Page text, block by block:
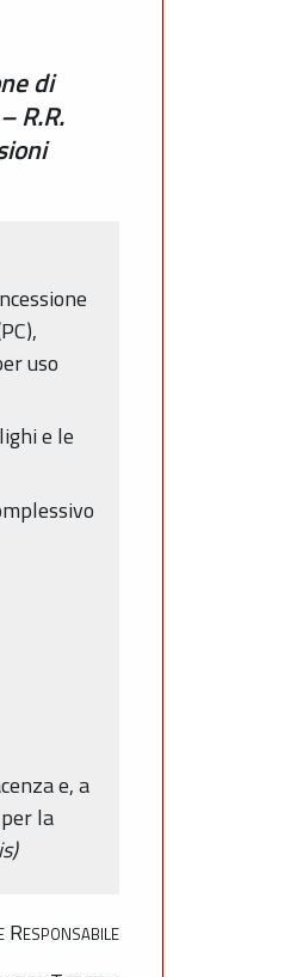
di
R.R.
uso
e le
e, a
la
Responsabile